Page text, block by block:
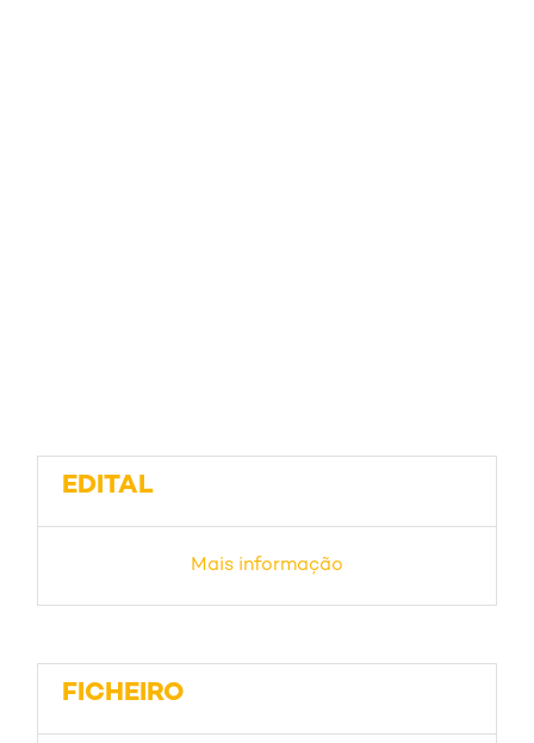
EDITAL
Mais informação
FICHEIRO